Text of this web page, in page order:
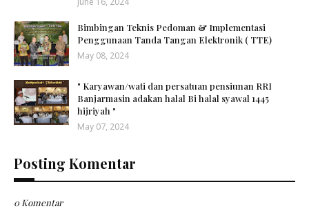
Bimbingan Teknis Pedoman & Implementasi
Penggunaan Tanda Tangan Elektronik ( TTE)
May 08, 2024
" Karyawan/wati dan persatuan pensiunan RRI
Banjarmasin adakan halal Bi halal syawal 1445
hijriyah "
May 07, 2024
Posting Komentar
0 Komentar